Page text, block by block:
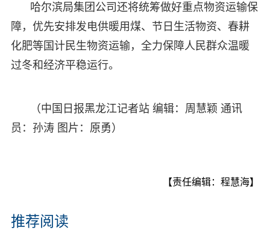
哈尔滨局集团公司还将统筹做好重点物资运输保
障，优先安排发电供暖用煤、节日生活物资、春耕
化肥等国计民生物资运输，全力保障人民群众温暖
过冬和经济平稳运行。
（中国日报黑龙江记者站 编辑：周慧颖 通讯
员：孙涛 图片：原勇）
【责任编辑：程慧海】
推荐阅读